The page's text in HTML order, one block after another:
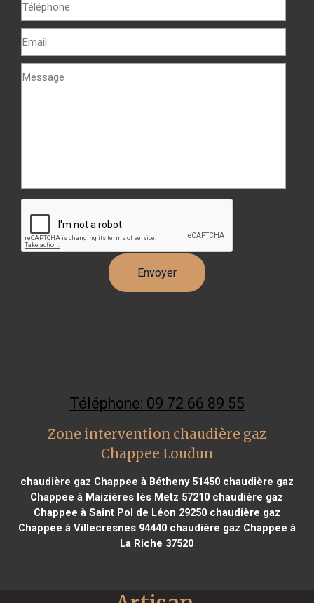
Téléphone: 09 72 66 89 55
Zone intervention chaudière gaz
Chappee Loudun
chaudière gaz Chappee à Bétheny 51450chaudière gaz
Chappee à Maizières lès Metz 57210 chaudière gaz
Chappee à Saint Pol de Léon 29250chaudière gaz
Chappee à Villecresnes 94440chaudière gaz Chappee à
La Riche 37520